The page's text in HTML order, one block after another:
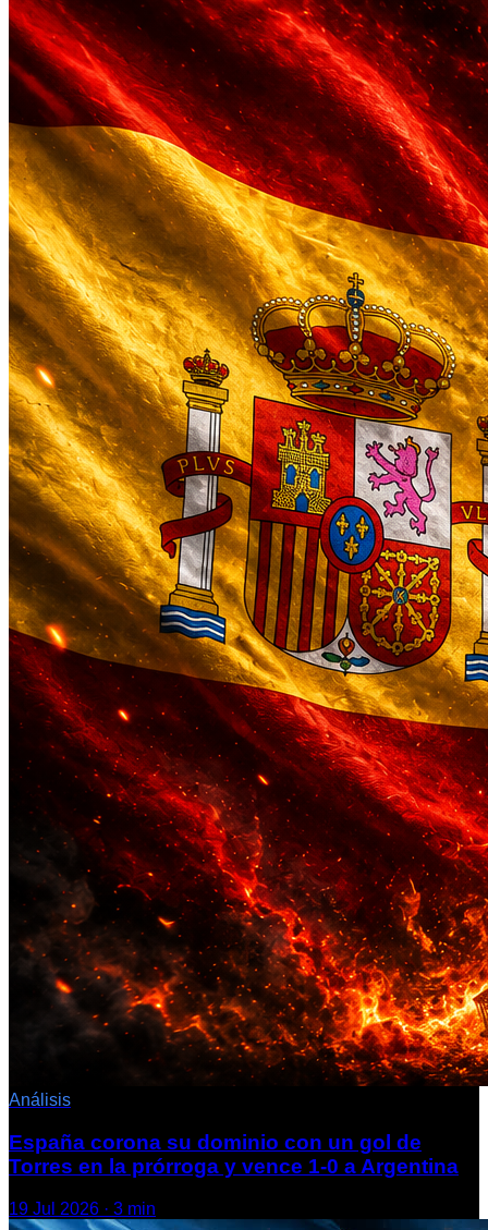
Análisis
España corona su dominio con un gol de
Torres en la prórroga y vence 1-0 a Argentina
19 Jul 2026 · 3 min